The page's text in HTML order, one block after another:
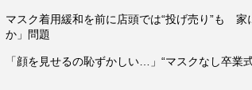
マスク着用緩和を前に店頭では“投げ売り”も 家
か」問題
「顔を見せるの恥ずかしい…」“マスクなし卒業